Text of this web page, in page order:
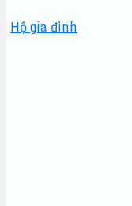
Hộ gia đình